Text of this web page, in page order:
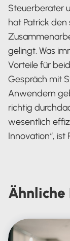
Steuerberater
hat Patrick den
gelingt. Was
Vorteile für
Gespräch mit
Anwendern
richtig
wesentlich
Innovation“, ist
Ähnliche